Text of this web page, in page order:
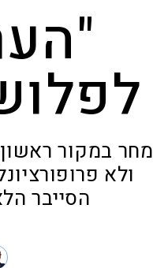
מחר במקור
ולא
הסייבר